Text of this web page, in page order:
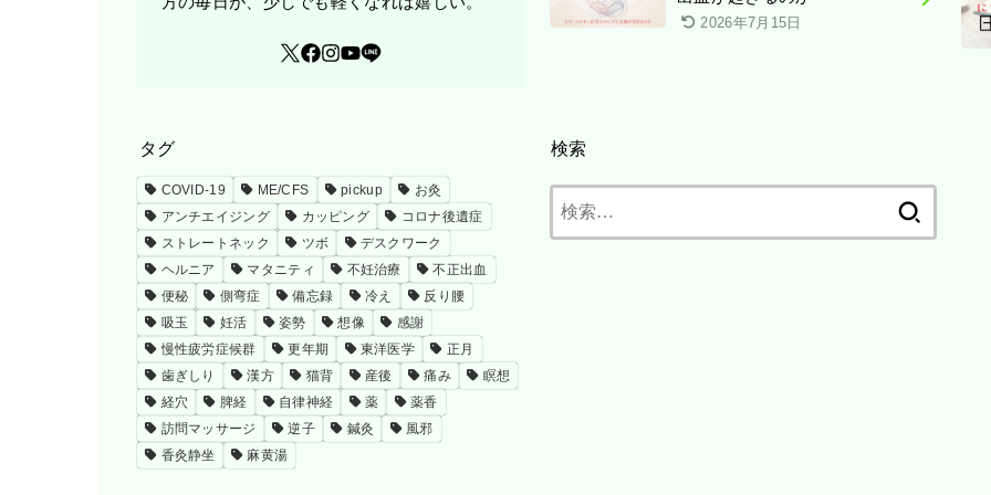
2026年7月15日
タグ
COVID-19 ME/CFS pickup
お灸
アンチエイジング
カッピング
コロナ後遺症
ストレートネック
ツボ
デスクワーク
ヘルニア
マタニティ 不妊治療
不正出血
便秘
側弯症 備忘録 冷え
反り腰
吸玉
妊活 姿勢 想像
感謝
慢性疲労症候群
更年期 東洋医学
正月
歯ぎしり
漢方 猫背 産後 痛み
瞑想
経穴
脾経 自律神経 薬
薬香
訪問マッサージ
逆子 鍼灸
風邪
香灸静坐
麻黄湯
検索